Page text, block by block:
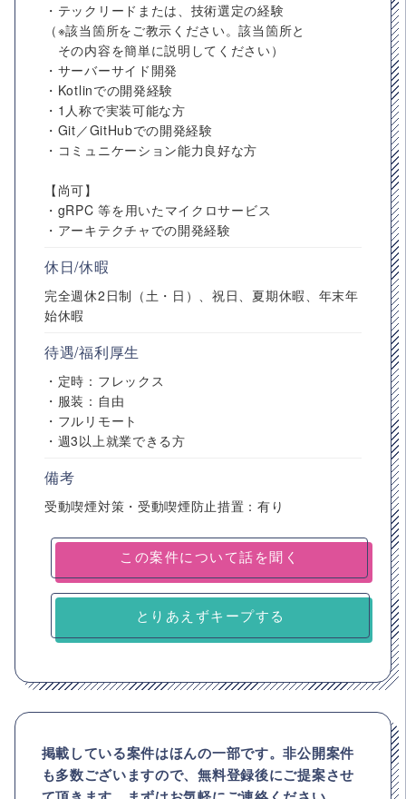
・テックリードまたは、技術選定の経験
（※該当箇所をご教示ください。該当箇所と
その内容を簡単に説明してください）
・サーバーサイド開発
・Kotlinでの開発経験
・1人称で実装可能な方
・Git／GitHubでの開発経験
・コミュニケーション能力良好な方
【尚可】
・gRPC 等を用いたマイクロサービス
・アーキテクチャでの開発経験
休日/休暇
完全週休2日制（土・日）、祝日、夏期休暇、年末年
始休暇
待遇/福利厚生
・定時：フレックス
・服装：自由
・フルリモート
・週3以上就業できる方
備考
受動喫煙対策・受動喫煙防止措置：有り
とりあえずキープする
掲載している案件はほんの一部です。非公開案件
も多数ございますので、無料登録後にご提案させ